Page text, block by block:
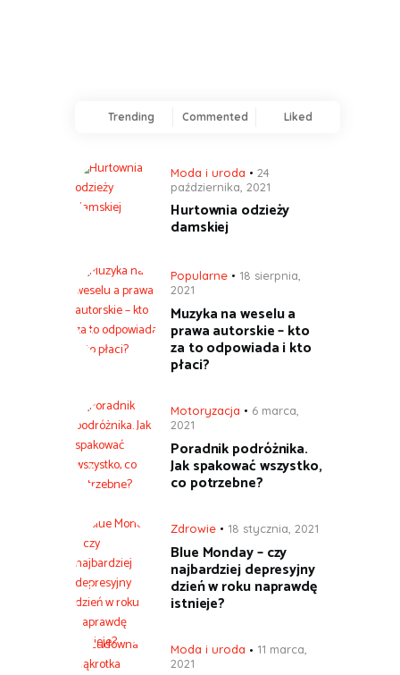
Trending Commented Liked
Moda i uroda
24
października, 2021
Hurtownia odzieży
damskiej
Popularne
18 sierpnia,
2021
Muzyka na weselu a
prawa autorskie – kto
za to odpowiada i kto
płaci?
Motoryzacja
6 marca,
2021
Poradnik podróżnika.
Jak spakować wszystko,
co potrzebne?
Zdrowie 18 stycznia, 2021
Blue Monday – czy
najbardziej depresyjny
dzień w roku naprawdę
istnieje?
Moda i uroda
11 marca,
2021